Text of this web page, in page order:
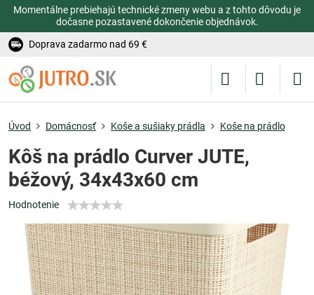
Momentálne prebiehajú technické zmeny webu a z tohto dôvodu je
dočasne pozastavené dokončenie objednávok.
Doprava zadarmo nad 69 €
Úvod Domácnosť Koše a sušiaky prádla Koše na prádlo
Kôš na prádlo Curver JUTE,
béžový, 34x43x60 cm
Hodnotenie